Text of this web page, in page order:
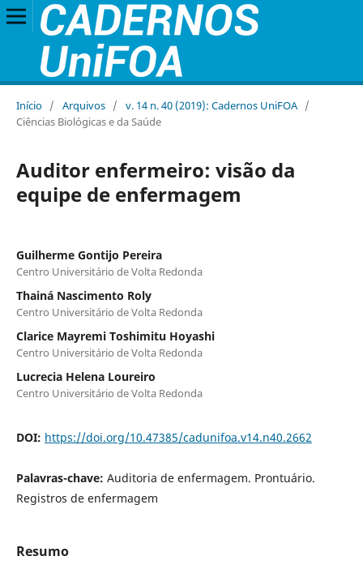
Início / Arquivos / v. 14 n. 40 (2019): Cadernos UniFOA /
Ciências Biológicas e da Saúde
Auditor enfermeiro: visão da
equipe de enfermagem
Guilherme Gontijo Pereira
Centro Universitário de Volta Redonda
Thainá Nascimento Roly
Centro Universitário de Volta Redonda
Clarice Mayremi Toshimitu Hoyashi
Centro Universitário de Volta Redonda
Lucrecia Helena Loureiro
Centro Universitário de Volta Redonda
DOI: https://doi.org/10.47385/cadunifoa.v14.n40.2662
Palavras-chave: Auditoria de enfermagem. Prontuário.
Registros de enfermagem
Resumo